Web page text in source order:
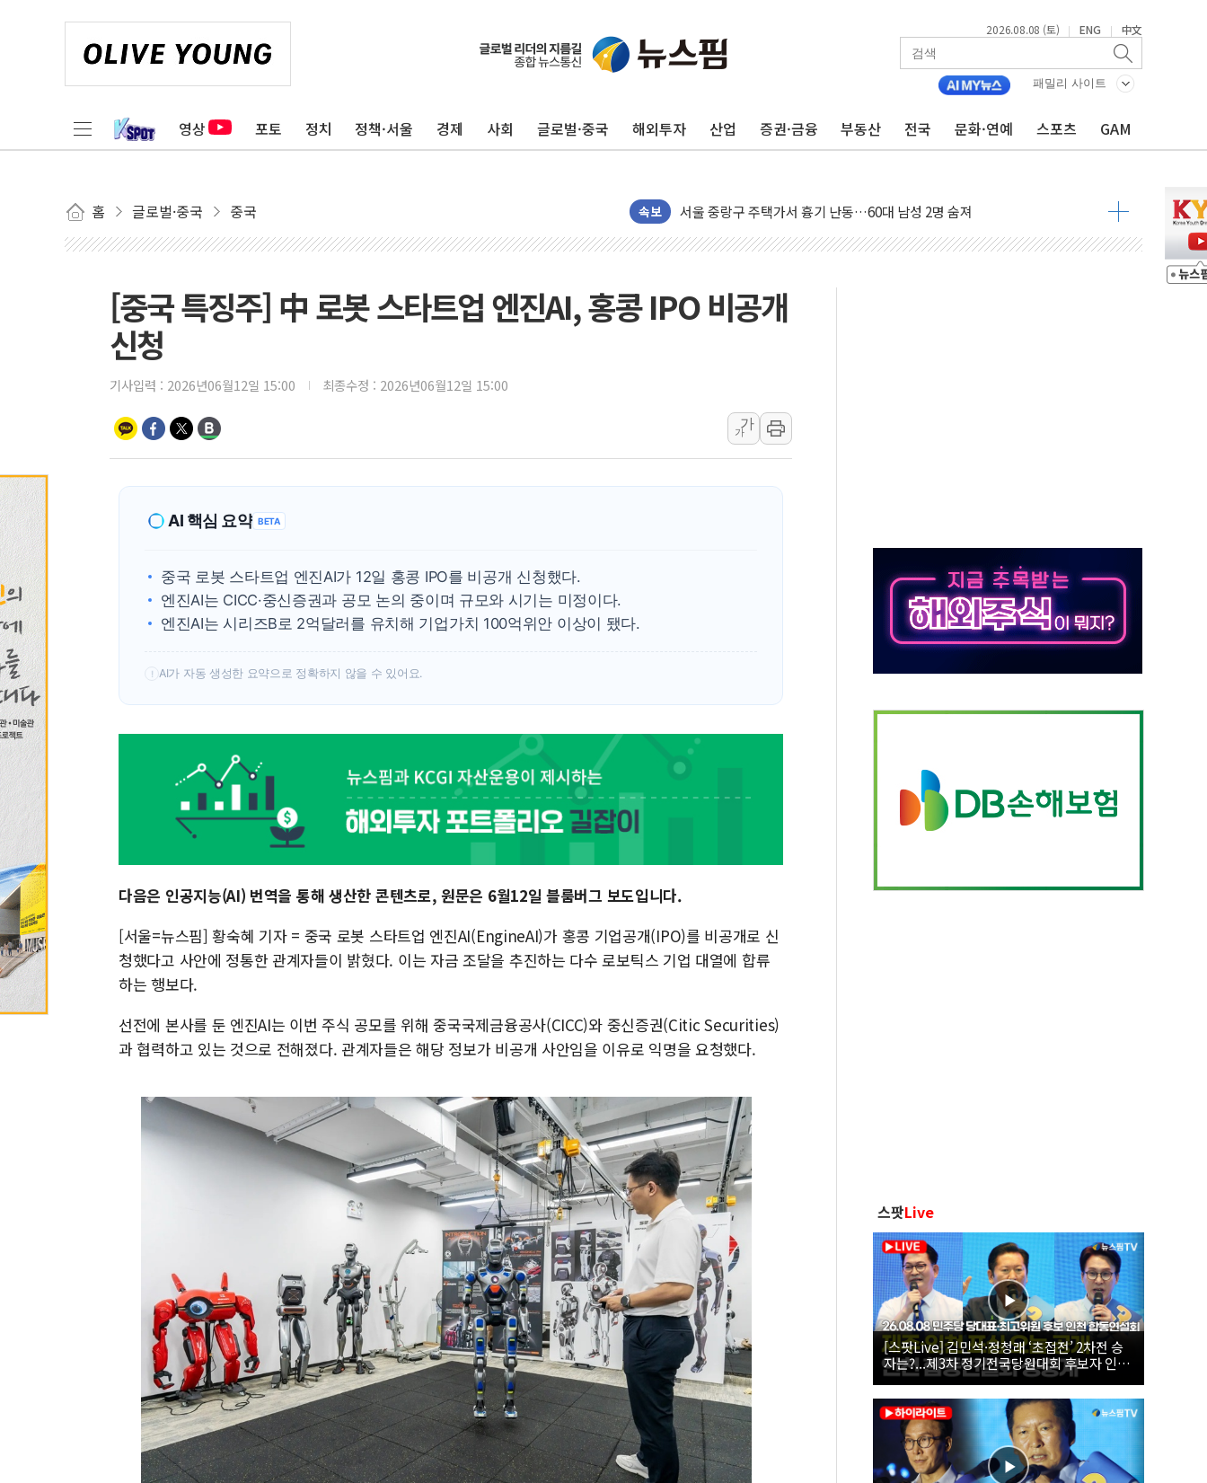
2026.08.08 (토) | ENG | 中文
패밀리 사이트
영상 포토 정치 정책·서울 경제 사회 글로벌·중국 해외투자 산업 증권·금융 부동산 전국 문화·연예 스포츠 GAM
홈 글로벌·중국 중국 속보
美, 이란전 출구전략 만지작…공습 한계·탄약 부족 현실화
강릉·동해·삼척 시간당 최대 50㎜ 폭우…강원 동해안 강한 비 어어져
서울 중랑구 주택가서 흉기 난동…60대 남성 2명 숨져
李대통령 "결혼 때문에 손해 보는 일 없게"…'결혼 페널티' 22개 과제 손본다
추미애, '위안부' 피해자 기림의 날 참석..."국제적 시민 연대로 목소리 내야"
인천 선재도 갯벌서 해루질 중 실종 60대 나흘만에 숨진 채 발견
동해중부 전 해상 풍랑주의보…10일까지 최대 3.5m 높은 물결
청양 밭에서 일하던 90대 숨져…온열질환 여부 조사
폭염에 車 운전면허 기능시험 오전 집중 편성…체감온도 38도 넘으면 중단
[중국 특징주] 中 로봇 스타트업 엔진AI, 홍콩 IPO 비공개
신청
기사입력 : 2026년06월12일 15:00 최종수정 : 2026년06월12일 15:00
가
가
AI 핵심 요약 BETA
중국 로봇 스타트업 엔진AI가 12일 홍콩 IPO를 비공개 신청했다.
엔진AI는 CICC·중신증권과 공모 논의 중이며 규모와 시기는 미정이다.
엔진AI는 시리즈B로 2억달러를 유치해 기업가치 100억위안 이상이 됐다.
! AI가 자동 생성한 요약으로 정확하지 않을 수 있어요.
다음은 인공지능(AI) 번역을 통해 생산한 콘텐츠로, 원문은 6월12일 블룸버그 보도입니다.
[서울=뉴스핌] 황숙혜 기자 = 중국 로봇 스타트업 엔진AI(EngineAI)가 홍콩 기업공개(IPO)를 비공개로 신
청했다고 사안에 정통한 관계자들이 밝혔다. 이는 자금 조달을 추진하는 다수 로보틱스 기업 대열에 합류
하는 행보다.
선전에 본사를 둔 엔진AI는 이번 주식 공모를 위해 중국국제금융공사(CICC)와 중신증권(Citic Securities)
과 협력하고 있는 것으로 전해졌다. 관계자들은 해당 정보가 비공개 사안임을 이유로 익명을 요청했다.
스팟Live
[스팟Live] 김민석·정청래 ‘초접전’ 2차전 승
자는?...제3차 정기전국당원대회 후보자 인천
합동연설회 생중계 | 26.08.08